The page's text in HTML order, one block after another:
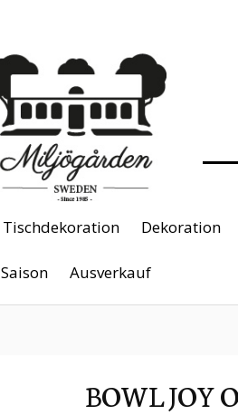
Tischdekoration Dekoration
Saison Ausverkauf
BOWL JOY